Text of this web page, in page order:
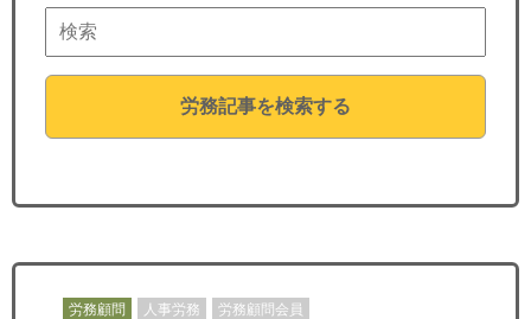
リサーチ
セミナー
経済ニュース
飲食店情報
労務記事を検索する
労務顧問 人事労務 労務顧問会員